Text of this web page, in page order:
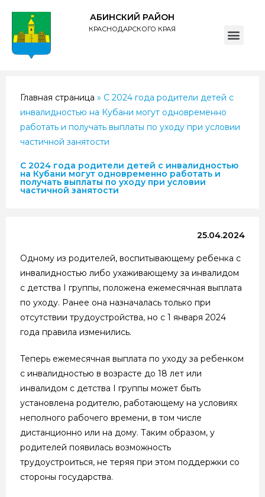
АБИНСКИЙ РАЙОН
КРАСНОДАРСКОГО КРАЯ
Главная страница » С 2024 года родители детей с
инвалидностью на Кубани могут одновременно
работать и получать выплаты по уходу при условии
частичной занятости
С 2024 года родители детей с инвалидностью
на Кубани могут одновременно работать и
получать выплаты по уходу при условии
частичной занятости
25.04.2024
Одному из родителей, воспитывающему ребенка с
инвалидностью либо ухаживающему за инвалидом
с детства I группы, положена ежемесячная выплата
по уходу. Ранее она назначалась только при
отсутствии трудоустройства, но с 1 января 2024
года правила изменились.
Теперь ежемесячная выплата по уходу за ребенком
с инвалидностью в возрасте до 18 лет или
инвалидом с детства I группы может быть
установлена родителю, работающему на условиях
неполного рабочего времени, в том числе
дистанционно или на дому. Таким образом, у
родителей появилась возможность
трудоустроиться, не теряя при этом поддержки со
стороны государства.